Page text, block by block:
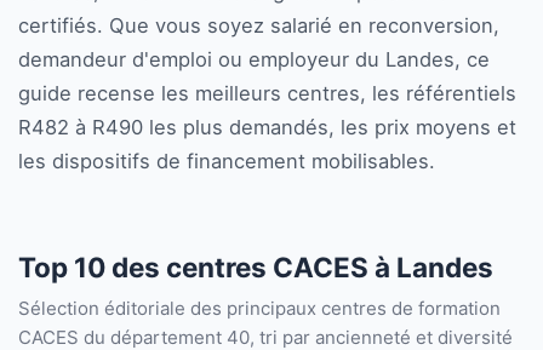
certifiés. Que vous soyez salarié en reconversion,
demandeur d'emploi ou employeur du Landes, ce
guide recense les meilleurs centres, les référentiels
R482 à R490 les plus demandés, les prix moyens et
les dispositifs de financement mobilisables.
Top 10 des centres CACES à Landes
Sélection éditoriale des principaux centres de formation
CACES du département 40, tri par ancienneté et diversité